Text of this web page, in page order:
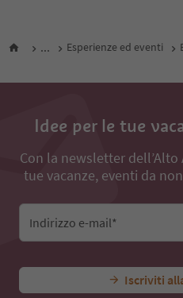
... Esperienze ed eventi
Idee per le tue
Con la newsletter
tue vacanze, eventi da
Indirizzo e-mail*
Iscriviti